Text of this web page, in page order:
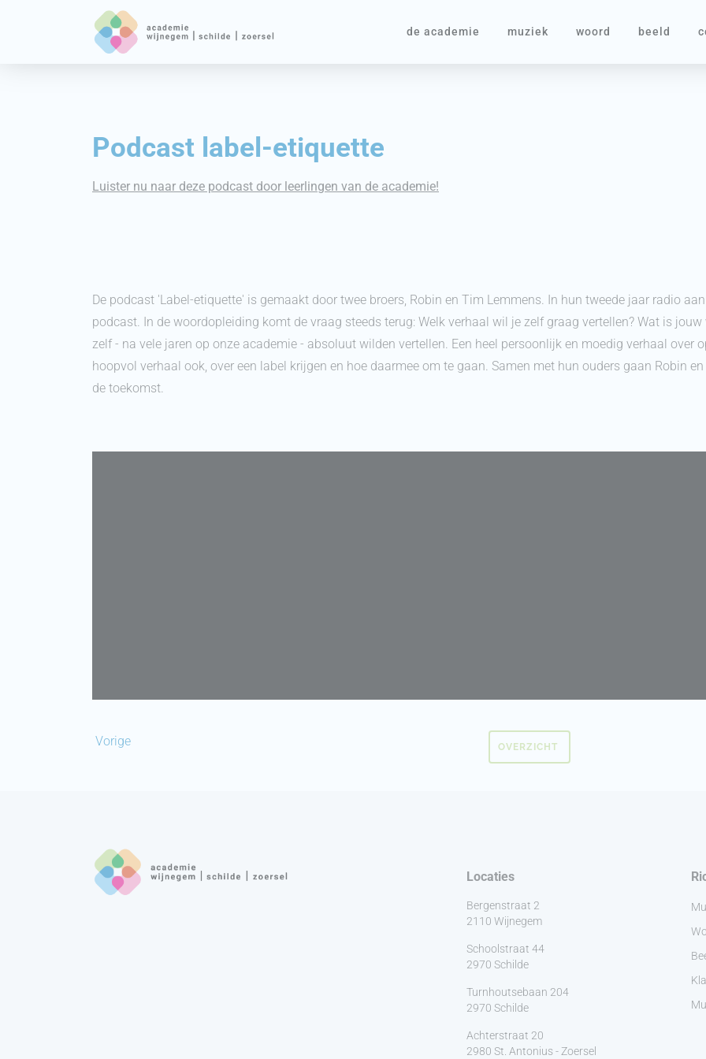
de academie muziek woord beeld
Podcast label-etiquette
Luister nu naar deze podcast door leerlingen van de academie!
De podcast 'Label-etiquette' is gemaakt door twee broers, Robin en Tim Lemmens. In hun tweede jaar radio
podcast. In de woordopleiding komt de vraag steeds terug: Welk verhaal wil je zelf graag vertellen? Wat is
zelf - na vele jaren op onze academie - absoluut wilden vertellen. Een heel persoonlijk en moedig verhaal over
hoopvol verhaal ook, over een label krijgen en hoe daarmee om te gaan. Samen met hun ouders gaan Robin
de toekomst.
Vorige OVERZICHT
Locaties
Bergenstraat 2
2110 Wijnegem
Schoolstraat 44
2970 Schilde
Turnhoutsebaan 204
2970 Schilde
Achterstraat 20
2980 St. Antonius - Zoersel